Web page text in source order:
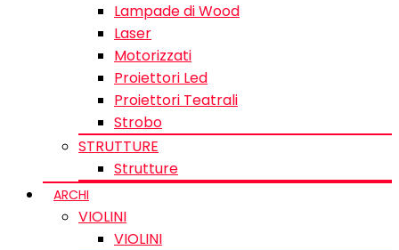
Lampade di Wood
Laser
Motorizzati
Proiettori Led
Proiettori Teatrali
Strobo
STRUTTURE
Strutture
ARCHI
VIOLINI
VIOLINI